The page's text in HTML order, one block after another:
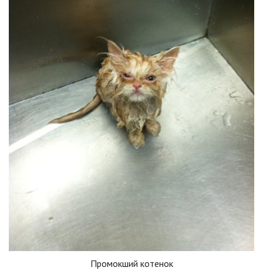
Промокший котенок